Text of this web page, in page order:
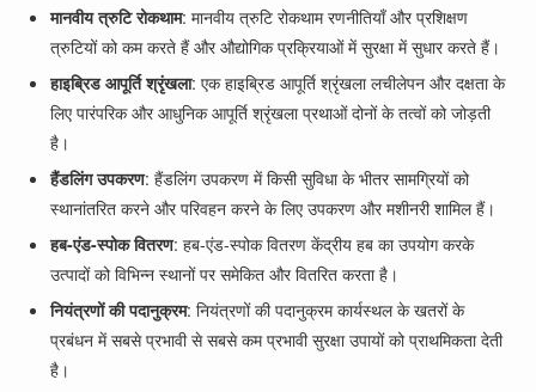
मानवीय त्रुटि रोकथाम: मानवीय त्रुटि रोकथाम रणनीतियाँ और प्रशिक्षण
त्रुटियों को कम करते हैं और औद्योगिक प्रक्रियाओं में सुरक्षा में सुधार करते हैं।
हाइब्रिड आपूर्ति श्रृंखला: एक हाइब्रिड आपूर्ति श्रृंखला लचीलेपन और दक्षता के
लिए पारंपरिक और आधुनिक आपूर्ति श्रृंखला प्रथाओं दोनों के तत्वों को जोड़ती
है।
हैंडलिंग उपकरण: हैंडलिंग उपकरण में किसी सुविधा के भीतर सामग्रियों को
स्थानांतरित करने और परिवहन करने के लिए उपकरण और मशीनरी शामिल हैं।
हब-एंड-स्पोक वितरण: हब-एंड-स्पोक वितरण केंद्रीय हब का उपयोग करके
उत्पादों को विभिन्न स्थानों पर समेकित और वितरित करता है।
नियंत्रणों की पदानुक्रम: नियंत्रणों की पदानुक्रम कार्यस्थल के खतरों के
प्रबंधन में सबसे प्रभावी से सबसे कम प्रभावी सुरक्षा उपायों को प्राथमिकता देती
है।